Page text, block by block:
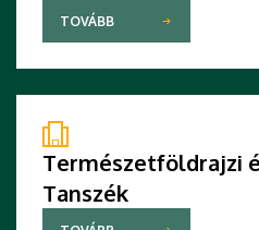
TOVÁBB
Természetföldrajzi
Tanszék